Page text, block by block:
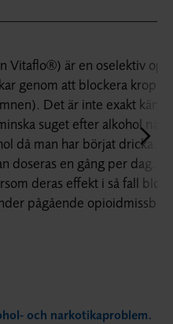
Vitaflo®) är en oselektiv
genom att blockera
Det är inte exakt känt
suget efter alkohol när
då man har börjat dricka.
doseras en gång per dag.
deras effekt i så fall
pågående
och narkotikaproblem.